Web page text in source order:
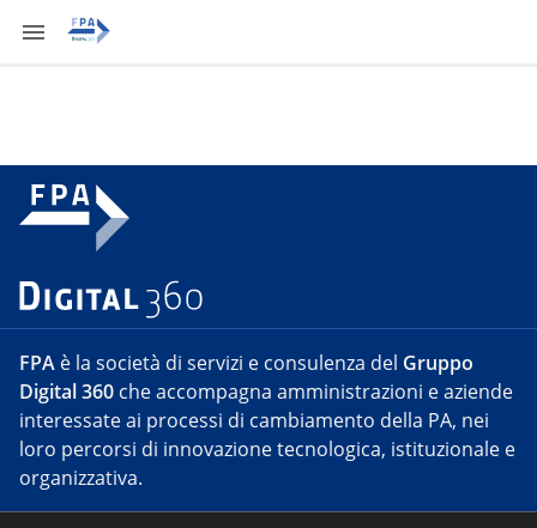
FPA è la società di servizi e consulenza del Gruppo
Digital 360 che accompagna amministrazioni e aziende
interessate ai processi di cambiamento della PA, nei
loro percorsi di innovazione tecnologica, istituzionale e
organizzativa.